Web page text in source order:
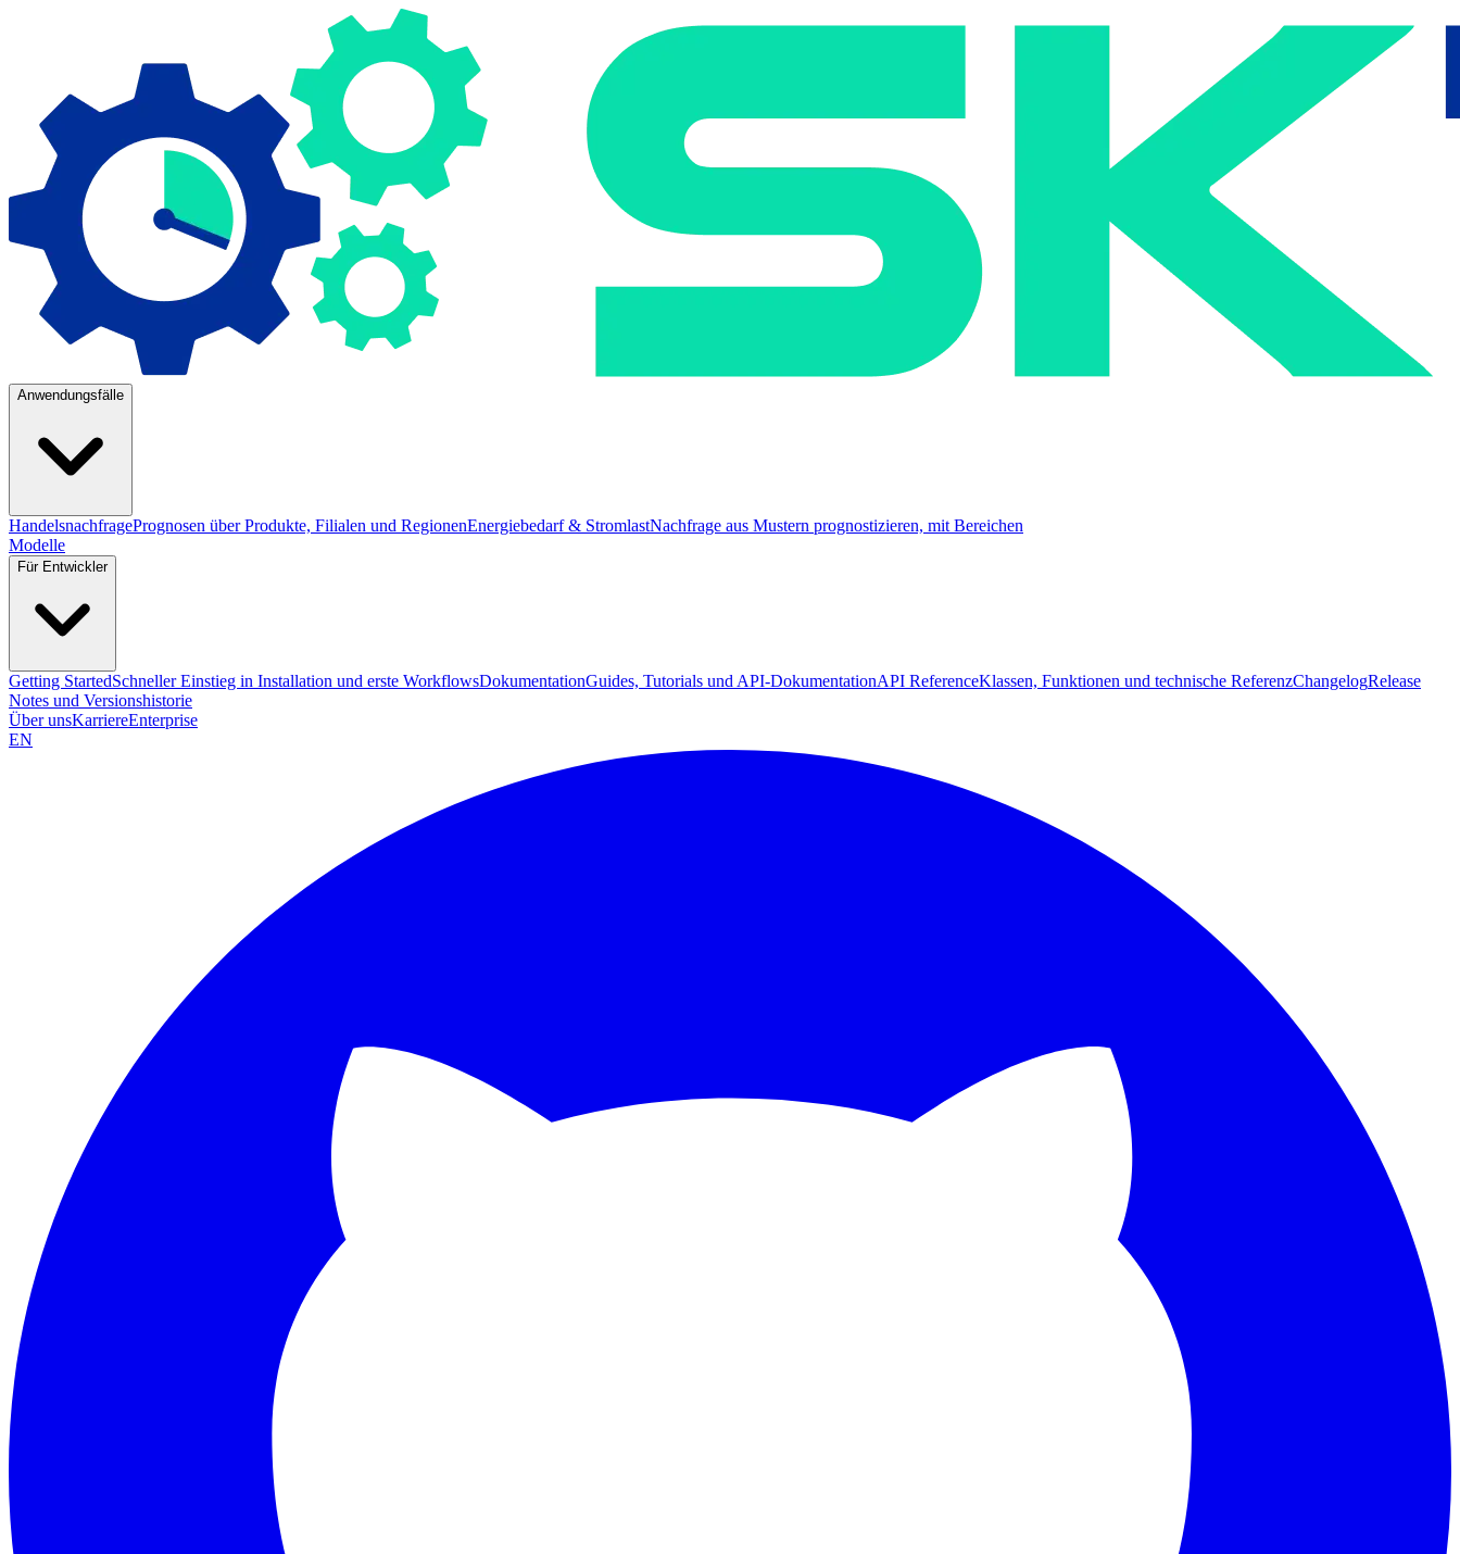
Anwendungsfälle
HandelsnachfragePrognosen über Produkte, Filialen und RegionenEnergiebedarf & StromlastNachfrage aus Mustern prognostizieren, mit Bereichen
Modelle
Für Entwickler
Getting StartedSchneller Einstieg in Installation und erste WorkflowsDokumentationGuides, Tutorials und API-DokumentationAPI ReferenceKlassen, Funktionen und technische ReferenzChangelogRelease
Notes und Versionshistorie
Über unsKarriereEnterprise
EN